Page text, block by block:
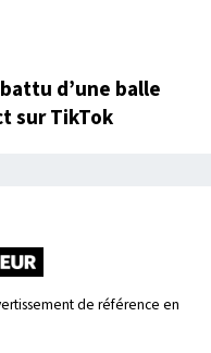
d’une balle
sur TikTok
de référence en